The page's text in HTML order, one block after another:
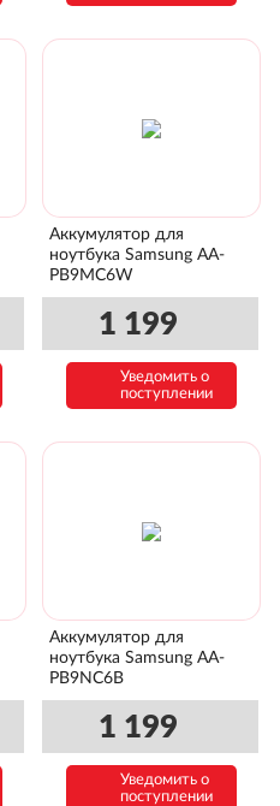
Аккумулятор для
ноутбука Samsung AA-
PB9MC6W
1 199
Уведомить о
поступлении
Аккумулятор для
ноутбука Samsung AA-
PB9NC6B
1 199
Уведомить о
поступлении